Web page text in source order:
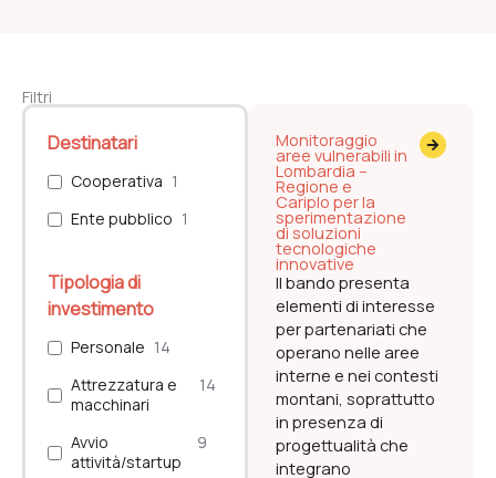
Filtri
Destinatari
Cooperativa 1
Ente pubblico 1
Tipologia di
investimento
Personale 14
Attrezzatura e
macchinari
14
Avvio
attività/startup
9
Monitoraggio
aree vulnerabili in
Lombardia –
Regione e
Cariplo per la
sperimentazione
di soluzioni
tecnologiche
innovative
Il bando presenta
elementi di interesse
per partenariati che
operano nelle aree
interne e nei contesti
montani, soprattutto
in presenza di
progettualità che
integrano